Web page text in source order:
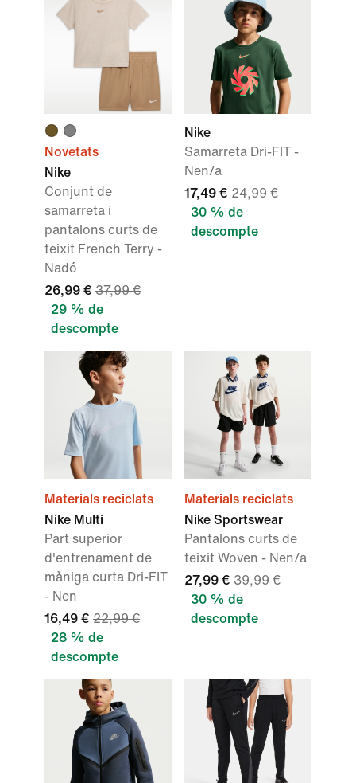
Novetats
Nike
Conjunt de
samarreta i
pantalons curts de
teixit French Terry -
Nadó
26,99 € 37,99 €
29 % de
descompte
Nike
Samarreta Dri-FIT -
Nen/a
17,49 € 24,99 €
30 % de
descompte
Materials reciclats
Nike Multi
Part superior
d'entrenament de
màniga curta Dri-FIT
- Nen
16,49 € 22,99 €
28 % de
descompte
Materials reciclats
Nike Sportswear
Pantalons curts de
teixit Woven - Nen/a
27,99 € 39,99 €
30 % de
descompte